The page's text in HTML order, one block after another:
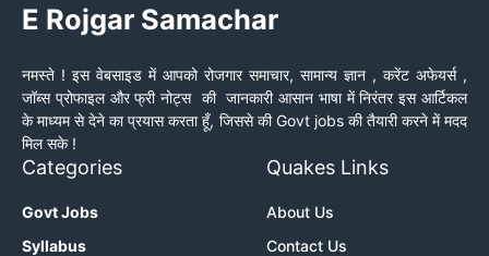
E Rojgar Samachar
नमस्ते ! इस वेबसाइड में आपको रोजगार समाचार, सामान्य ज्ञान , करेंट अफेयर्स ,
जॉब्स प्रोफाइल और फ्री नोट्स की जानकारी आसान भाषा में निरंतर इस आर्टिकल
के माध्यम से देने का प्रयास करता हूँ, जिससे की Govt jobs की तैयारी करने में मदद
मिल सके !
Categories
Govt Jobs
Syllabus
Quakes Links
About Us
Contact Us